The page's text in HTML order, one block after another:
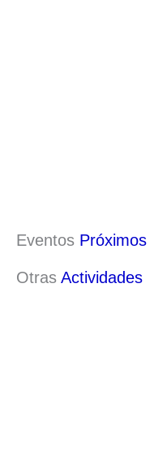
Eventos Próximos
Otras Actividades